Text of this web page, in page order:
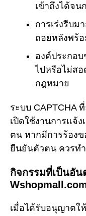
เข้าถึงได้จน
การเร่งรีบม
ถอยหลังพร้
องค์ประกอบ
ไปหรือไม่ส
กฎหมาย
ระบบ CAPTCHA
เปิดใช้งานการแจ้ง
ตน หากมีการร้อง
ยืนยันตัวตน ควรท
กิจกรรมที่เป็นอัน
เมื่อได้รับอนุญาตใ